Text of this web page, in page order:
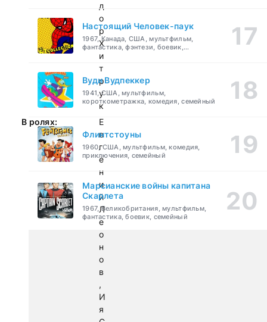
д
о
р
Х
и
т
р
у
к
В ролях:
Е
в
г
е
н
и
й
Л
е
о
н
о
в
,
И
я
Настоящий Человек-паук
1967, Канада, США, мультфильм,
фантастика, фэнтези, боевик,
приключения, семейный
Вуди Вудпеккер
1941, США, мультфильм,
короткометражка, комедия, семейный
Флинтстоуны
1960, США, мультфильм, комедия,
приключения, семейный
Марсианские войны капитана
Скарлета
1967, Великобритания, мультфильм,
фантастика, боевик, семейный